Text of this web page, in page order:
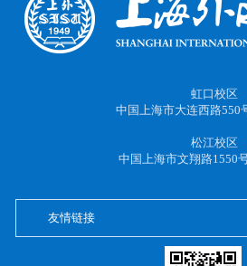
虹口校区
中国上海市大连西路550
松江校区
中国上海市文翔路1550
友情链接